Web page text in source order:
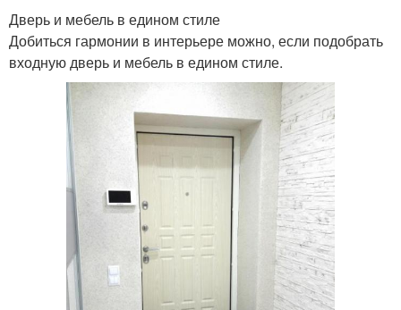
Дверь и мебель в едином стиле
Добиться гармонии в интерьере можно, если подобрать
входную дверь и мебель в едином стиле.